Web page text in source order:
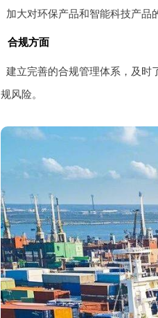
加大对环保产品和智能科技产品
合规方面
建立完善的合规管理体系，及时
规风险。